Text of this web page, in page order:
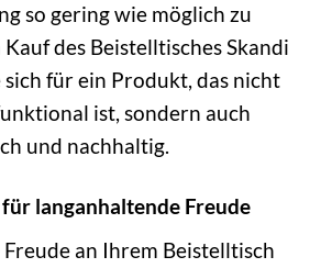
so gering wie möglich zu
des Beistelltisches Skandi
sich für ein Produkt, das nicht
ist, sondern auch
und nachhaltig.
langanhaltende Freude
Freude an Ihrem Beistelltisch